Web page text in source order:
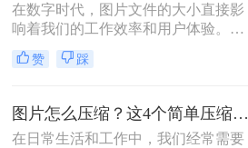
在数字时代，图片文件的大小直接影
响着我们的工作效率和用户体验。无
论是为了加快网页加载速度、适应特
定平台的上传要求还是节省存储空
项非常重要的技能。本文将介绍三种
广泛使用的图片压缩方法。
赞 踩
图片怎么压缩？这4个简单压缩方法用起来！
在日常生活和工作中，我们经常需要